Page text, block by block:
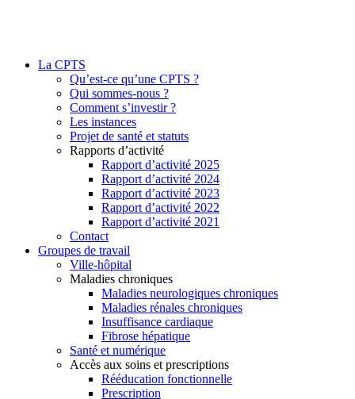
La CPTS
Qu’est-ce qu’une CPTS ?
Qui sommes-nous ?
Comment s’investir ?
Les instances
Projet de santé et statuts
Rapports d’activité
Rapport d’activité 2025
Rapport d’activité 2024
Rapport d’activité 2023
Rapport d’activité 2022
Rapport d’activité 2021
Contact
Groupes de travail
Ville-hôpital
Maladies chroniques
Maladies neurologiques chroniques
Maladies rénales chroniques
Insuffisance cardiaque
Fibrose hépatique
Santé et numérique
Accès aux soins et prescriptions
Rééducation fonctionnelle
Prescription